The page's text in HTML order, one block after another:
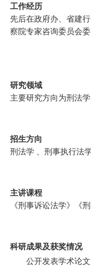
工作经历
先后在政府办、省建
察院专家咨询委员会
研究领域
主要研究方向为刑法学
招生方向
刑法学 、刑事执行法
主讲课程
《刑事诉讼法学》 《
科研成果及获奖情况
公开发表学术论文